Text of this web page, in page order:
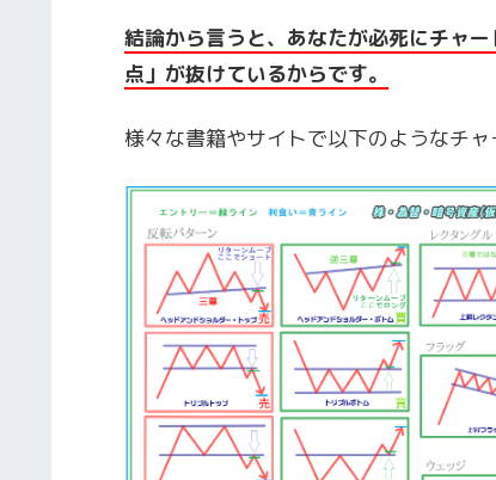
結論から言うと、あなたが必死にチャ
点」が抜けているからです。
様々な書籍やサイトで以下のようなチャ